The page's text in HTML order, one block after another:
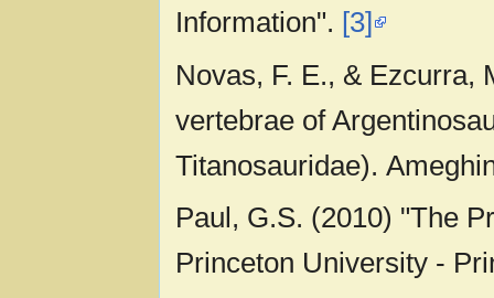
Information". [3]
Novas, F. E., & Ezcurra,
vertebrae of
Titanosauridae).
Paul, G.S. (2010) "The
Princeton University -